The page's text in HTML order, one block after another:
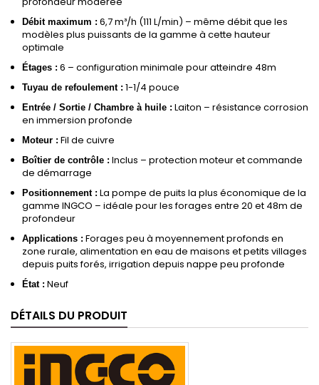
Débit maximum : 6,7 m³/h (111 L/min) – même débit que les
modèles plus puissants de la gamme à cette hauteur
optimale
Étages : 6 – configuration minimale pour atteindre 48m
Tuyau de refoulement : 1-1/4 pouce
Entrée / Sortie / Chambre à huile : Laiton – résistance corrosion
en immersion profonde
Moteur : Fil de cuivre
Boîtier de contrôle : Inclus – protection moteur et commande
de démarrage
Positionnement : La pompe de puits la plus économique de la
gamme INGCO – idéale pour les forages entre 20 et 48m de
profondeur
Applications : Forages peu à moyennement profonds en
zone rurale, alimentation en eau de maisons et petits villages
depuis puits forés, irrigation depuis nappe peu profonde
État : Neuf
DÉTAILS DU PRODUIT